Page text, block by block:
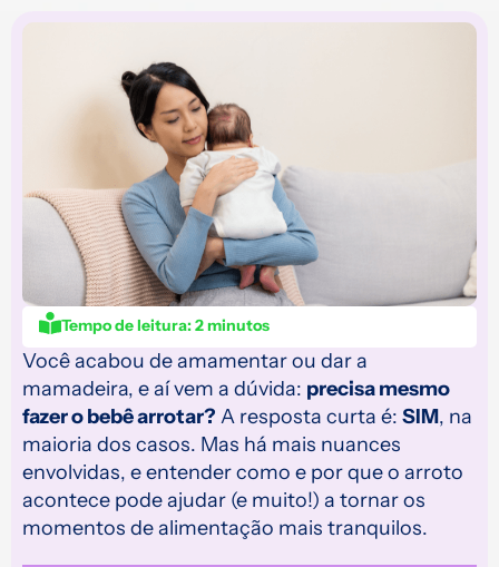
Tempo de leitura:2minutos
Você acabou de amamentar ou dar a
mamadeira, e aí vem a dúvida: precisa mesmo
fazer o bebê arrotar? A resposta curta é: SIM, na
maioria dos casos. Mas há mais nuances
envolvidas, e entender como e por que o arroto
acontece pode ajudar (e muito!) a tornar os
momentos de alimentação mais tranquilos.